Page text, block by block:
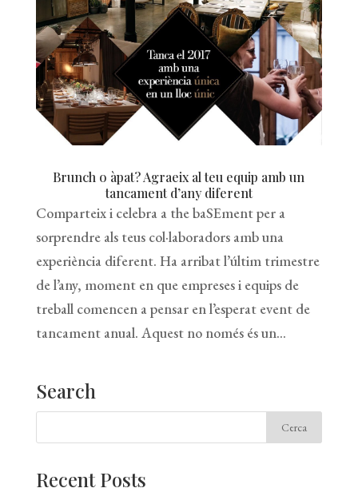
Brunch o àpat? Agraeix al teu equip amb un
tancament d’any diferent
Comparteix i celebra a the baSEment per a
sorprendre als teus col·laboradors amb una
experiència diferent. Ha arribat l’últim trimestre
de l’any, moment en que empreses i equips de
treball comencen a pensar en l’esperat event de
tancament anual. Aquest no només és un...
Search
Recent Posts